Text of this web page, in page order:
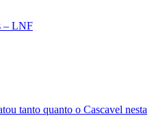
– LNF
tanto quanto o Cascavel nesta